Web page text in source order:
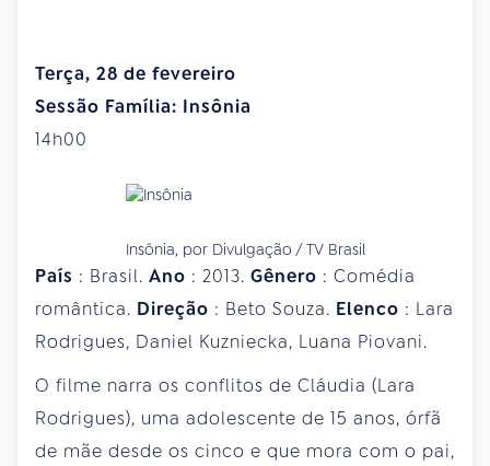
Terça, 28 de fevereiro
Sessão Família: Insônia
14h00
Insônia, por Divulgação / TV Brasil
País : Brasil. Ano : 2013. Gênero : Comédia
romântica. Direção : Beto Souza. Elenco : Lara
Rodrigues, Daniel Kuzniecka, Luana Piovani.
O filme narra os conflitos de Cláudia (Lara
Rodrigues), uma adolescente de 15 anos, órfã
de mãe desde os cinco e que mora com o pai,